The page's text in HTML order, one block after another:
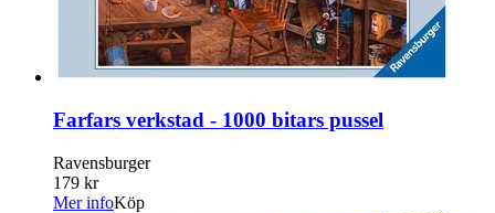
Farfars verkstad - 1000 bitars pussel
Ravensburger
179 kr
Mer infoKöp